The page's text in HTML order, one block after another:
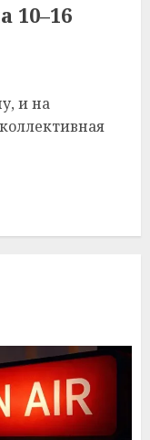
10–16
и на